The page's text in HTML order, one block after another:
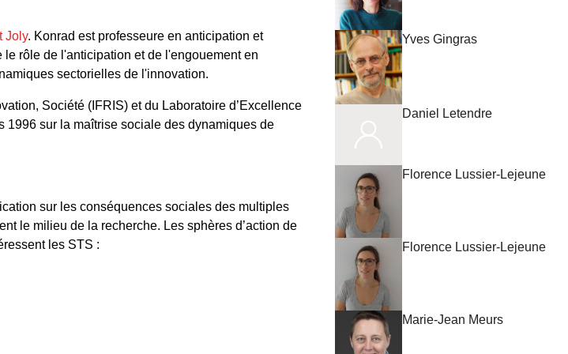
Joly. Konrad est professeure en anticipation et
rôle de l'anticipation et de l'engouement en
sectorielles de l'innovation.
Société (IFRIS) et du Laboratoire d’Excellence
1996 sur la maîtrise sociale des dynamiques de
sur les conséquences sociales des multiples
le milieu de la recherche. Les sphères d’action de
les STS :
Yves Gingras
Daniel Letendre
Florence Lussier-Lejeune
Florence Lussier-Lejeune
Marie-Jean Meurs